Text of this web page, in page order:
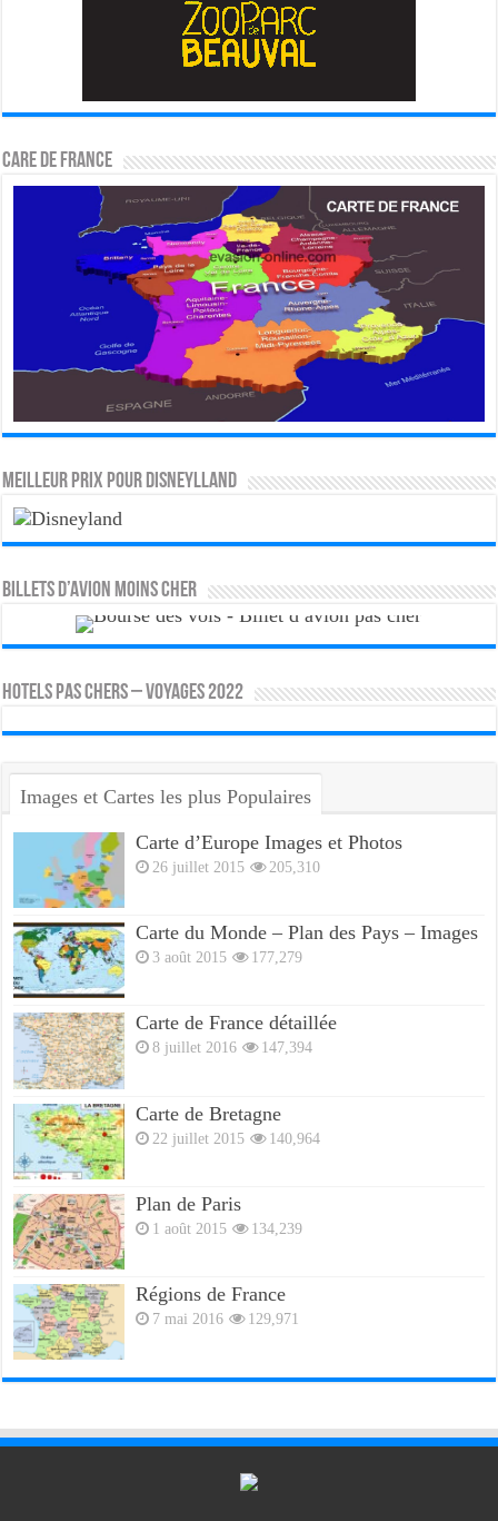
CARE DE FRANCE
MEILLEUR PRIX POUR DISNEYLLAND
Billets d’avion moins cher
HOTELS PAS CHERS – VOYAGES 2022
Images et Cartes les plus Populaires
Carte d’Europe Images et Photos
26 juillet 2015 205,310
Carte du Monde – Plan des Pays – Images
3 août 2015 177,279
Carte de France détaillée
8 juillet 2016 147,394
Carte de Bretagne
22 juillet 2015 140,964
Plan de Paris
1 août 2015 134,239
Régions de France
7 mai 2016 129,971